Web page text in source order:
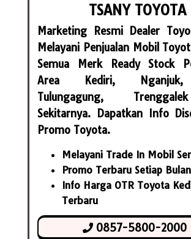
TSANY TOYOTA
Marketing Resmi Dealer
Melayani Penjualan Mobil
Semua Merk Ready Stock
Area Kediri,
Tulungagung,
Sekitarnya. Dapatkan Info
Promo Toyota.
Melayani Trade In Mobil
Promo Terbaru Setiap Bulan
Info Harga OTR Toyota
Terbaru
0857-5800-2000